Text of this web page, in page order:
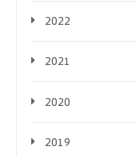
2022
2021
2020
2019